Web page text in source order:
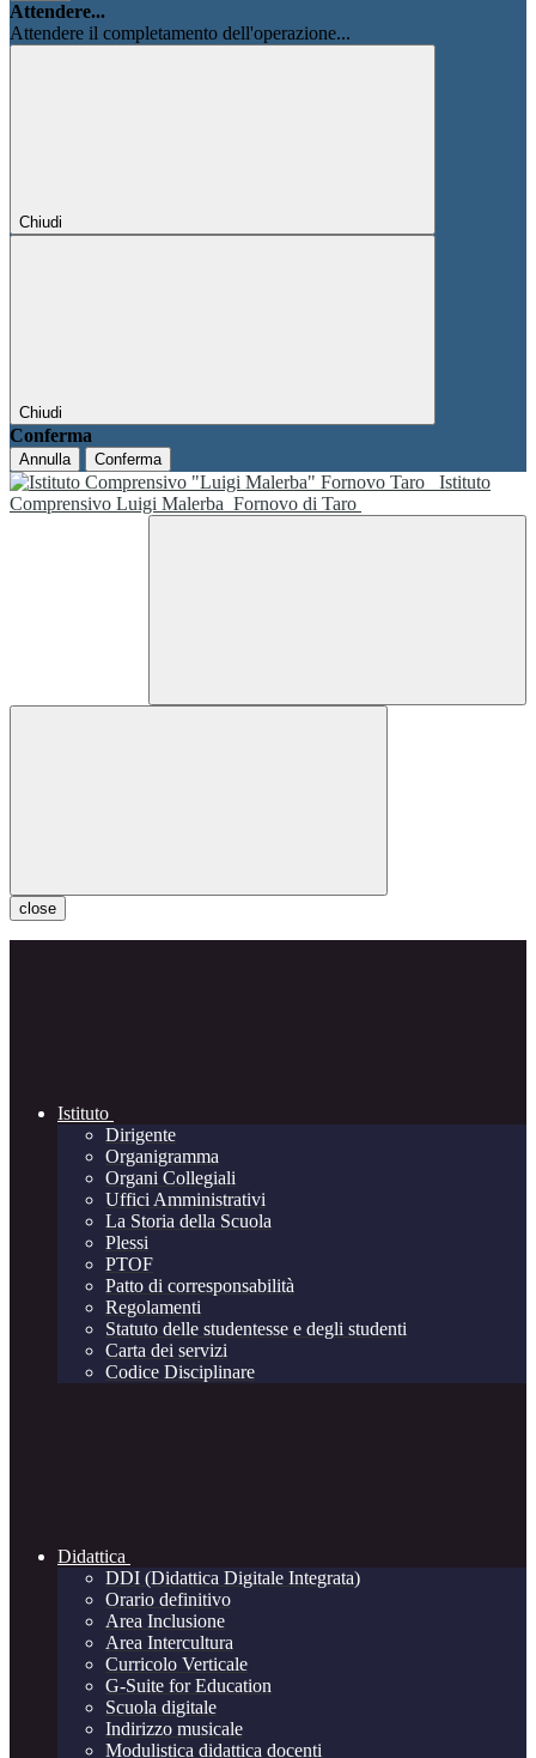
Attendere...
Attendere il completamento dell'operazione...
Chiudi
Chiudi
Conferma
Annulla Conferma
Istituto
Comprensivo Luigi Malerba Fornovo di Taro
close
Istituto
Dirigente
Organigramma
Organi Collegiali
Uffici Amministrativi
La Storia della Scuola
Plessi
PTOF
Patto di corresponsabilità
Regolamenti
Statuto delle studentesse e degli studenti
Carta dei servizi
Codice Disciplinare
Didattica
DDI (Didattica Digitale Integrata)
Orario definitivo
Area Inclusione
Area Intercultura
Curricolo Verticale
G-Suite for Education
Scuola digitale
Indirizzo musicale
Modulistica didattica docenti